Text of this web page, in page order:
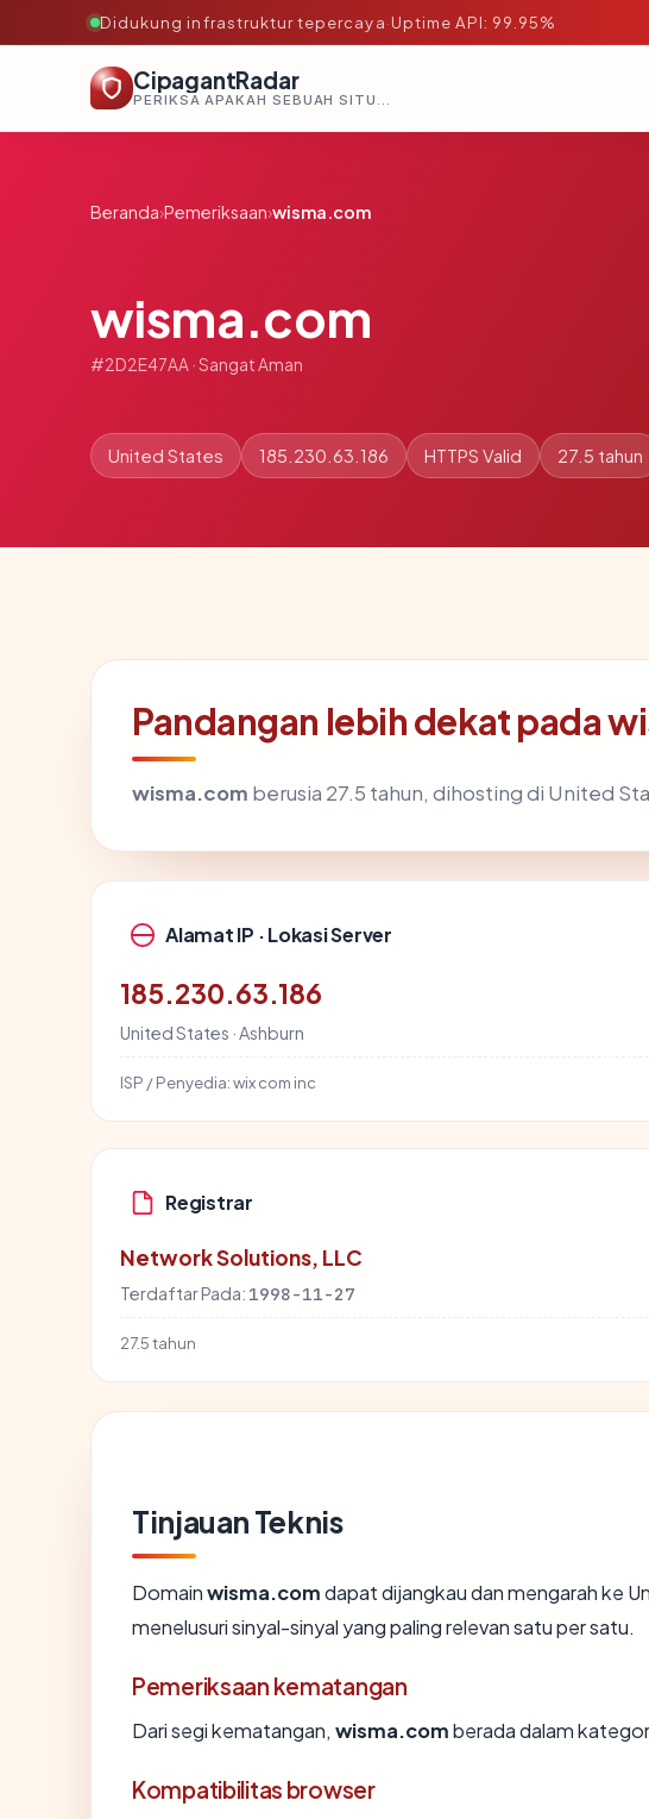
Didukung infrastruktur tepercaya·Uptime API: 99.95%
CipagantRadar
PERIKSA APAKAH SEBUAH SITUS AMAN, TEPERCAYA, DAN TERVERIFIKASI DALAM HITUNGAN DETIK.
Beranda›Pemeriksaan›wisma.com
wisma.com
#2D2E47AA · Sangat Aman
United States 185.230.63.186 HTTPS Valid 27.5 tahun
Pandangan lebih dekat pada
wisma.com berusia 27.5 tahun, dihosting di United
Alamat IP · Lokasi Server
185.230.63.186
United States · Ashburn
ISP / Penyedia:wix com inc
Registrar
Network Solutions, LLC
Terdaftar Pada: 1998-11-27
27.5 tahun
Tinjauan Teknis
Domainwisma.comdapat dijangkau dan mengarah ke
menelusuri sinyal-sinyal yang paling relevan satu per satu.
Pemeriksaan kematangan
Dari segi kematangan, wisma.comberada dalam
Kompatibilitas browser